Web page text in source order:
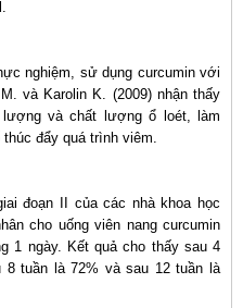
nghiệm, sử dụng curcumin với
và Karolin K. (2009) nhận thấy
và chất lượng ổ loét, làm
đẩy quá trình viêm.
đoạn II của các nhà khoa học
cho uống viên nang curcumin
1 ngày. Kết quả cho thấy sau 4
8 tuần là 72% và sau 12 tuần là